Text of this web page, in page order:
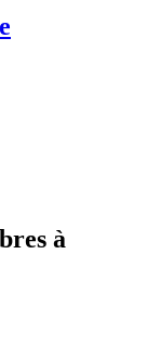
à